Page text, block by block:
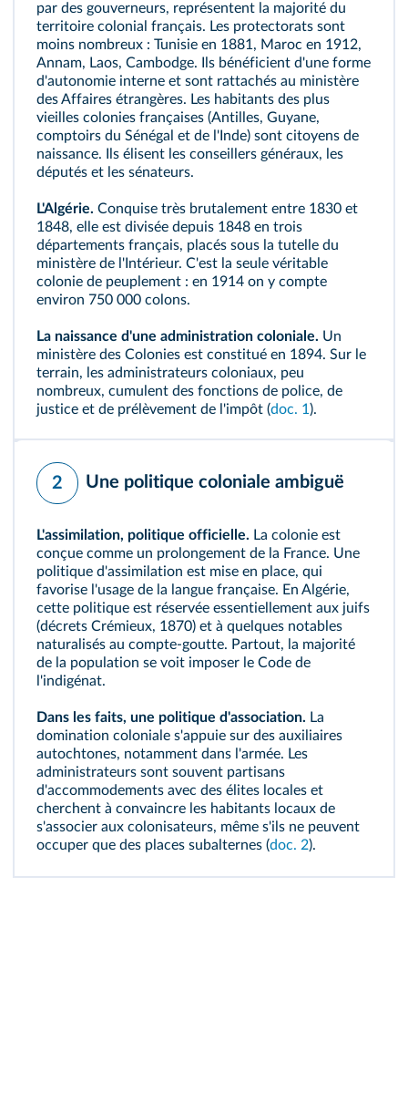
par des gouverneurs, représentent la majorité du
territoire colonial français. Les protectorats sont
moins nombreux : Tunisie en 1881, Maroc en 1912,
Annam, Laos, Cambodge. Ils bénéficient d'une forme
d'autonomie interne et sont rattachés au ministère
des Affaires étrangères. Les habitants des plus
vieilles colonies françaises (Antilles, Guyane,
comptoirs du Sénégal et de l'Inde) sont citoyens de
naissance. Ils élisent les conseillers généraux, les
députés et les sénateurs.
L'Algérie. Conquise très brutalement entre 1830 et
1848, elle est divisée depuis 1848 en trois
départements français, placés sous la tutelle du
ministère de l'Intérieur. C'est la seule véritable
colonie de peuplement : en 1914 on y compte
environ 750 000 colons.
La naissance d'une administration coloniale. Un
ministère des Colonies est constitué en 1894. Sur le
terrain, les administrateurs coloniaux, peu
nombreux, cumulent des fonctions de police, de
justice et de prélèvement de l'impôt (doc. 1).
2 Une politique coloniale ambiguë
L'assimilation, politique officielle. La colonie est
conçue comme un prolongement de la France. Une
politique d'assimilation est mise en place, qui
favorise l'usage de la langue française. En Algérie,
cette politique est réservée essentiellement aux juifs
(décrets Crémieux, 1870) et à quelques notables
naturalisés au compte‑goutte. Partout, la majorité
de la population se voit imposer le Code de
l'indigénat.
Dans les faits, une politique d'association. La
domination coloniale s'appuie sur des auxiliaires
autochtones, notamment dans l'armée. Les
administrateurs sont souvent partisans
d'accommodements avec des élites locales et
cherchent à convaincre les habitants locaux de
s'associer aux colonisateurs, même s'ils ne peuvent
occuper que des places subalternes (doc. 2).